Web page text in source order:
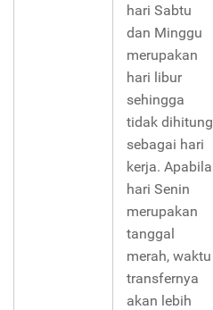
hari Sabtu
dan Minggu
merupakan
hari libur
sehingga
tidak dihitung
sebagai hari
kerja. Apabila
hari Senin
merupakan
tanggal
merah, waktu
transfernya
akan lebih